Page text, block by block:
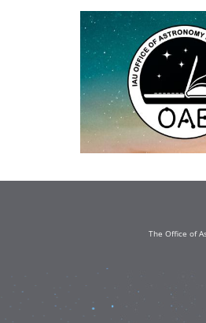
The Office of